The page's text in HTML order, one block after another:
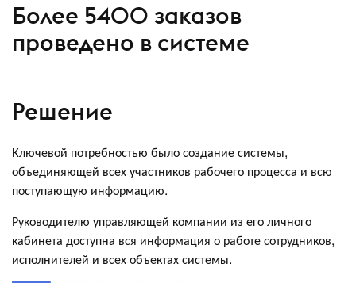
Более 5400 заказов
проведено в системе
Решение
Ключевой потребностью было создание системы,
объединяющей всех участников рабочего процесса и всю
поступающую информацию.
Руководителю управляющей компании из его личного
кабинета доступна вся информация о работе сотрудников,
исполнителей и всех объектах системы.